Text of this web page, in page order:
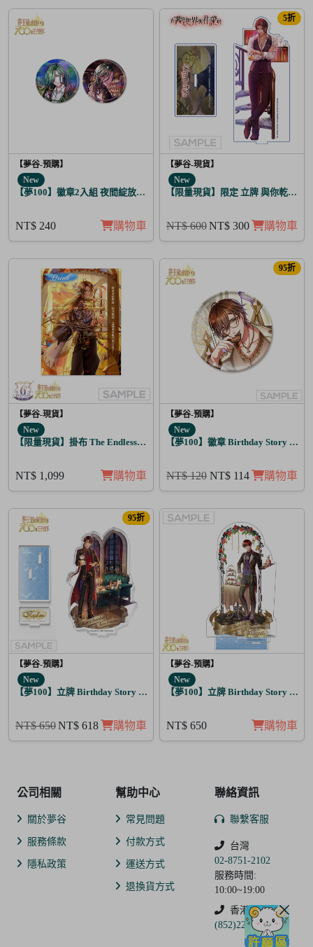
【夢谷-預購】
New
【夢100】徽章2入組 夜間綻放的花香調酒 尼潘帝思
NT$ 240 購物車
5折
【夢谷-現貨】
New
【限量現貨】限定 立牌 與你乾杯 德
NT$ 600NT$ 300 購物車
【夢谷-現貨】
New
【限量現貨】掛布 The Endless Sky 奧里恩
NT$ 1,099 購物車
95折
【夢谷-預購】
New
【夢100】徽章 Birthday Story 利卡
NT$ 120 NT$ 114 購物車
95折
【夢谷-預購】
New
【夢100】立牌 Birthday Story 路貝爾 月覺
NT$ 650NT$ 618 購物車
【夢谷-預購】
New
【夢100】立牌 Birthday Story 哈茲
NT$ 650 購物車
公司相關
關於夢谷
服務條款
隱私政策
幫助中心
常見問題
付款方式
運送方式
退換貨方式
聯絡資訊
聯繫客服
台灣
02-8751-2102
服務時間:
10:00~19:00
香港
(852)2250-9311